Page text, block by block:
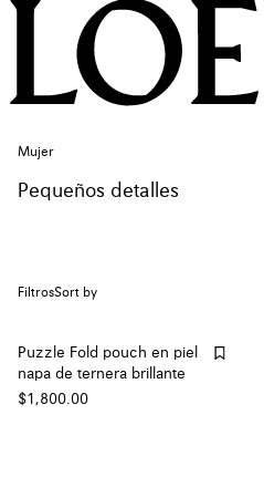
Mujer
Pequeños detalles
FiltrosSort by
Puzzle Fold pouch en piel
napa de ternera brillante
$1,800.00